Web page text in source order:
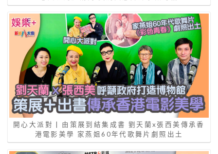
開心大派對 | 由策展到結集成書 劉天蘭x張西美傳承香
港電影美學 家燕姐60年代歌舞片劇照出土